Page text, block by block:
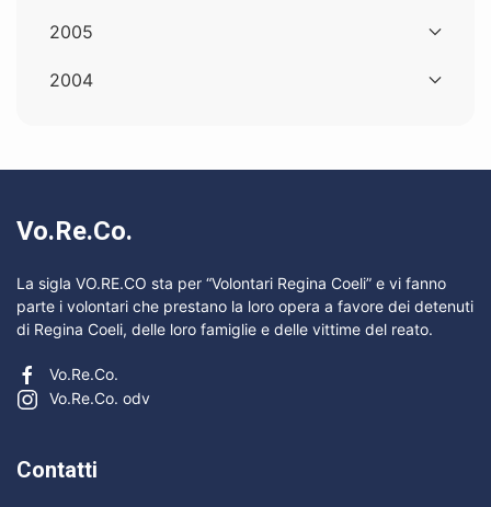
2005
2004
Vo.Re.Co.
La sigla VO.RE.CO sta per “Volontari Regina Coeli” e vi fanno
parte i volontari che prestano la loro opera a favore dei detenuti
di Regina Coeli, delle loro famiglie e delle vittime del reato.
Vo.Re.Co.
Vo.Re.Co. odv
Contatti